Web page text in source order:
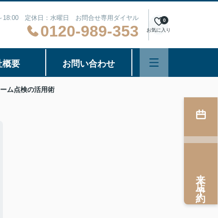
18:00 定休日：水曜日 お問合せ専用ダイヤル
0120-989-353 お気に入り
0
概要 お問い合わせ
ム点検の活用術
来店予約